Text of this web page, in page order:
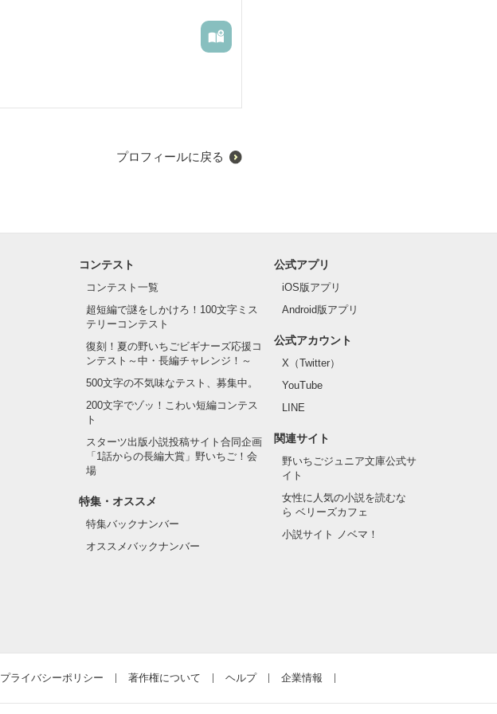
プロフィールに戻る
コンテスト
コンテスト一覧
超短編で謎をしかけろ！100文字ミス
テリーコンテスト
復刻！夏の野いちごビギナーズ応援コ
ンテスト～中・長編チャレンジ！～
500文字の不気味なテスト、募集中。
200文字でゾッ！こわい短編コンテス
ト
スターツ出版小説投稿サイト合同企画
「1話からの長編大賞」野いちご！会
場
特集・オススメ
特集バックナンバー
オススメバックナンバー
公式アプリ
iOS版アプリ
Android版アプリ
公式アカウント
X（Twitter）
YouTube
LINE
関連サイト
野いちごジュニア文庫公式サ
イト
女性に人気の小説を読むな
ら ベリーズカフェ
小説サイト ノベマ！
プライバシーポリシー 著作権について ヘルプ 企業情報